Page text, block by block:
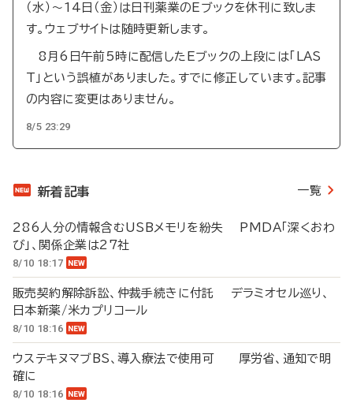
（水）～14日（金）は日刊薬業のEブックを休刊に致しま
す。ウェブサイトは随時更新します。
8月6日午前5時に配信したEブックの上段には「LAS
T」という誤植がありました。すでに修正しています。記事
の内容に変更はありません。
8/5 23:29
新着記事 一覧
286人分の情報含むUSBメモリを紛失 PMDA「深くおわ
び」、関係企業は27社
8/10 18:17
販売契約解除訴訟、仲裁手続きに付託 デラミオセル巡り、
日本新薬/米カプリコール
8/10 18:16
ウステキヌマブBS、導入療法で使用可 厚労省、通知で明
確に
8/10 18:16